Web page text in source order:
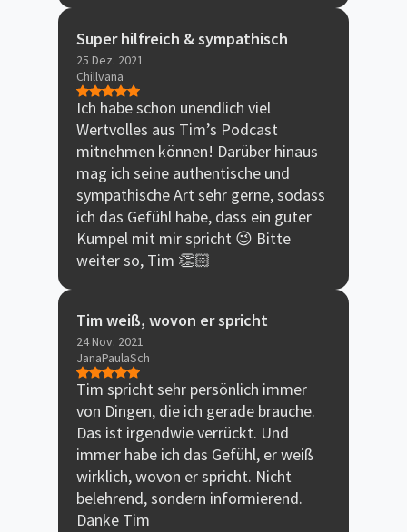
Super hilfreich & sympathisch
25 Dez. 2021
Chillvana
Ich habe schon unendlich viel
Wertvolles aus Tim’s Podcast
mitnehmen können! Darüber hinaus
mag ich seine authentische und
sympathische Art sehr gerne, sodass
ich das Gefühl habe, dass ein guter
Kumpel mit mir spricht 😉 Bitte
weiter so, Tim 👏🏻
Tim weiß, wovon er spricht
24 Nov. 2021
JanaPaulaSch
Tim spricht sehr persönlich immer
von Dingen, die ich gerade brauche.
Das ist irgendwie verrückt. Und
immer habe ich das Gefühl, er weiß
wirklich, wovon er spricht. Nicht
belehrend, sondern informierend.
Danke Tim